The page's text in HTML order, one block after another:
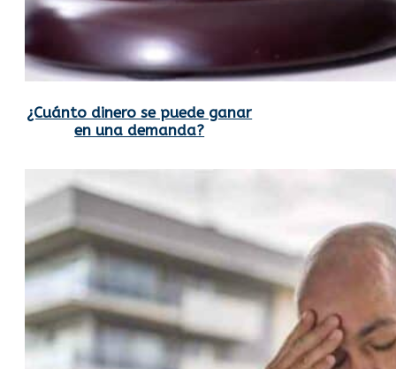
¿Cuánto dinero se puede ganar
en una demanda?